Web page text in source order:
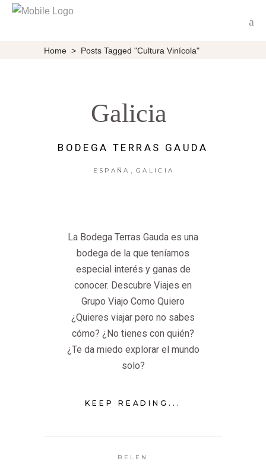
Home > Posts Tagged "Cultura Vinícola"
Galicia
BODEGA TERRAS GAUDA
ESPAÑA , GALICIA
La Bodega Terras Gauda es una
bodega de la que teníamos
especial interés y ganas de
conocer. Descubre Viajes en
Grupo Viajo Como Quiero
¿Quieres viajar pero no sabes
cómo? ¿No tienes con quién?
¿Te da miedo explorar el mundo
solo?
KEEP READING...
BELEN